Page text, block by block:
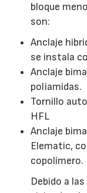
bloque
son:
Anclaje
se instala
Anclaje
poliamidas.
Tornillo
HFL
Anclaje
Elematic,
copolímero.
Debido a